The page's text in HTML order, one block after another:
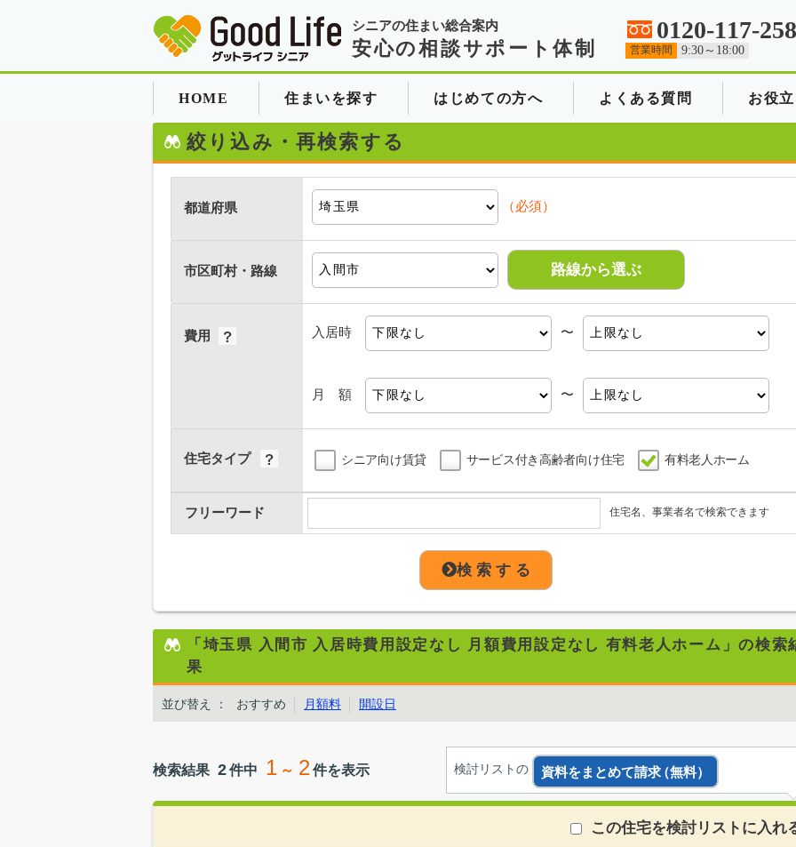
シニアの住まい総合案内
安心の相談サポート体制
0120-117-258
営業時間 9:30～18:00
HOME 住まいを探す はじめての方へ よくある質問 お役
絞り込み・再検索する
都道府県 （必須）
市区町村・路線 路線から選ぶ
費用 入居時 〜
月 額 〜
住宅タイプ シニア向け賃貸 サービス付き高齢者向け住宅 有料老人ホーム
フリーワード 住宅名、事業者名で検索できます
検 索 す る
「埼玉県 入間市 入居時費用設定なし 月額費用設定なし 有料老人ホーム」の検索
果
並び替え ： おすすめ 月額料 開設日
検索結果 2件中 1 ～ 2件を表示 検討リストの 資料をまとめて請求（無料）
この住宅を検討リストに入れ